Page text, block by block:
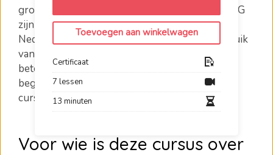
Toevoegen aan winkelwagen
Certificaat
7 lessen
13 minuten
groepen kunnen worden aangesproken. Bij NmG
zijn de gebaren namelijk ondersteunend aan de
Nederlandse spreektaal of andersom. Het gebruik
van gebaren of woorden als ondersteuning,
betekent daarom dat meer mensen kunnen
begrijpen wat je zegt of gebaart. Je leert in deze
cursus van de experts van
1.2.Communicate
Voor wie is deze cursus over